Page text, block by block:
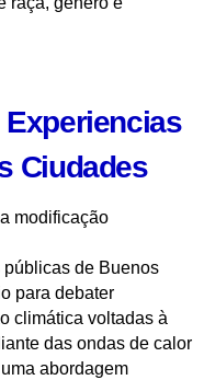
Ciudades
modificação
públicas de Buenos
para debater
climática voltadas à
das ondas de calor
abordagem